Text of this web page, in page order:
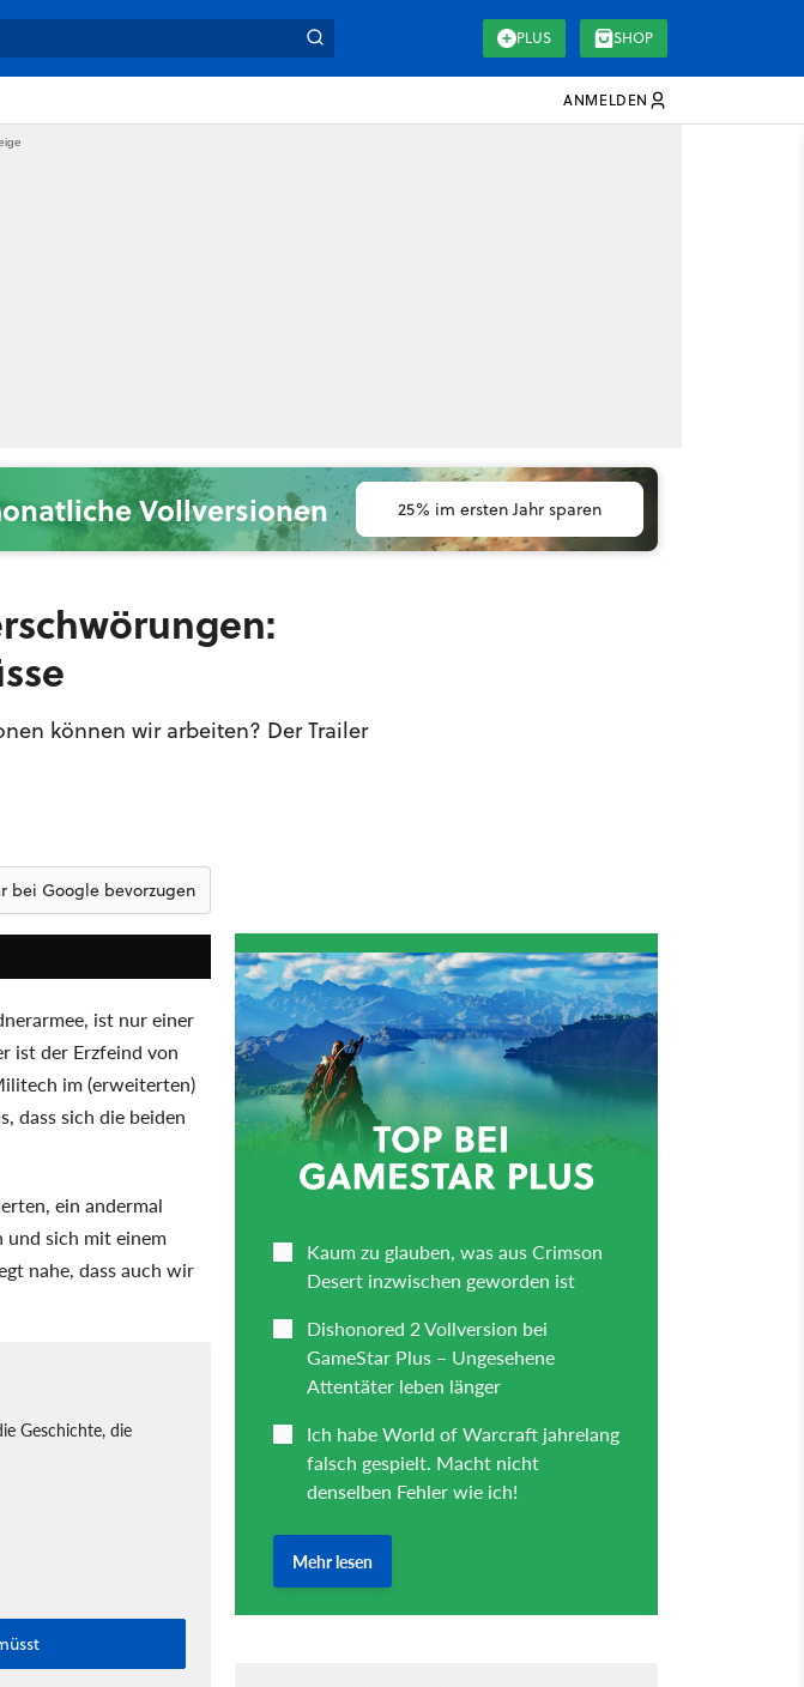
PLUS SHOP
ANMELDEN
Vollversionen 25% im ersten Jahr sparen
können wir arbeiten? Der Trailer
bei Google bevorzugen
29:52
ist nur einer
ist der Erzfeind von
im (erweiterten)
dass sich die beiden
ein andermal
und sich mit einem
nahe, dass auch wir
Geschichte, die